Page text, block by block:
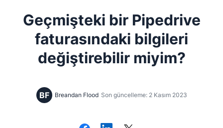
Geçmişteki bir Pipedrive
faturasındaki bilgileri
değiştirebilir miyim?
BF Breandan Flood Son güncelleme: 2 Kasım 2023